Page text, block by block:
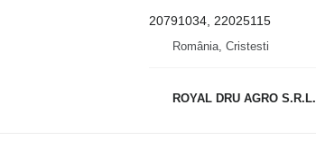
20791034, 22025115
România, Cristesti
ROYAL DRU AGRO S.R.L.